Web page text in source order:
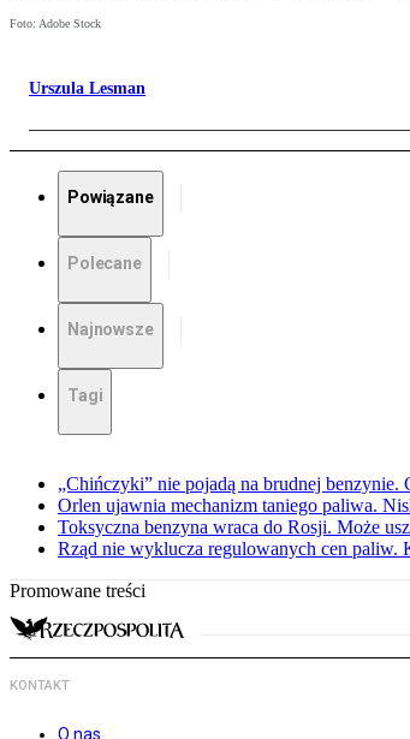
Foto: Adobe Stock
Urszula Lesman
Powiązane
Polecane
Najnowsze
Tagi
„Chińczyki” nie pojadą na brudnej
Orlen ujawnia mechanizm taniego paliwa.
Toksyczna benzyna wraca do Rosji. Może
Rząd nie wyklucza regulowanych cen paliw.
Promowane treści
KONTAKT
O nas